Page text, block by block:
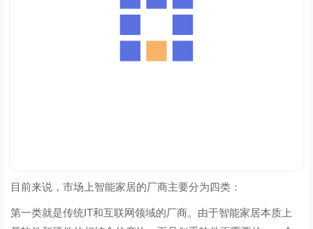
目前来说，市场上智能家居的厂商主要分为四类：
第一类就是传统IT和互联网领域的厂商。由于智能家居本质上